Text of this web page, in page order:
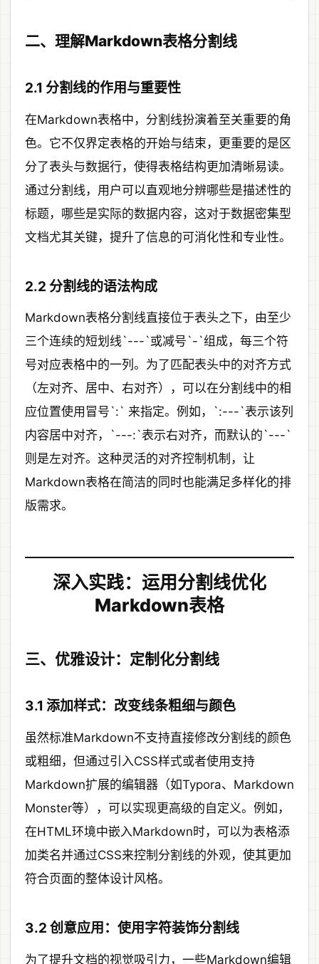
二、理解Markdown表格分割线
2.1 分割线的作用与重要性
在Markdown表格中，分割线扮演着至关重要的角
色。它不仅界定表格的开始与结束，更重要的是区
分了表头与数据行，使得表格结构更加清晰易读。
通过分割线，用户可以直观地分辨哪些是描述性的
标题，哪些是实际的数据内容，这对于数据密集型
文档尤其关键，提升了信息的可消化性和专业性。
2.2 分割线的语法构成
Markdown表格分割线直接位于表头之下，由至少
三个连续的短划线`---`或减号`-`组成，每三个符
号对应表格中的一列。为了匹配表头中的对齐方式
（左对齐、居中、右对齐），可以在分割线中的相
应位置使用冒号`:` 来指定。例如，`:---`表示该列
内容居中对齐，`---:`表示右对齐，而默认的`---`
则是左对齐。这种灵活的对齐控制机制，让
Markdown表格在简洁的同时也能满足多样化的排
版需求。
深入实践：运用分割线优化
Markdown表格
三、优雅设计：定制化分割线
3.1 添加样式：改变线条粗细与颜色
虽然标准Markdown不支持直接修改分割线的颜色
或粗细，但通过引入CSS样式或者使用支持
Markdown扩展的编辑器（如Typora、Markdown
Monster等），可以实现更高级的自定义。例如，
在HTML环境中嵌入Markdown时，可以为表格添
加类名并通过CSS来控制分割线的外观，使其更加
符合页面的整体设计风格。
3.2 创意应用：使用字符装饰分割线
为了提升文档的视觉吸引力，一些Markdown编辑